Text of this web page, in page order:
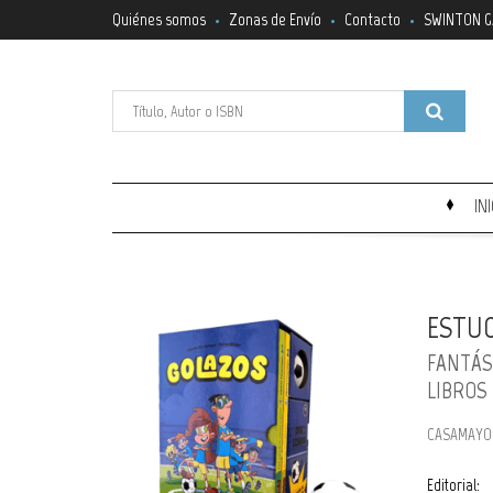
Quiénes somos Zonas de Envío Contacto SWINTON
Editorial: